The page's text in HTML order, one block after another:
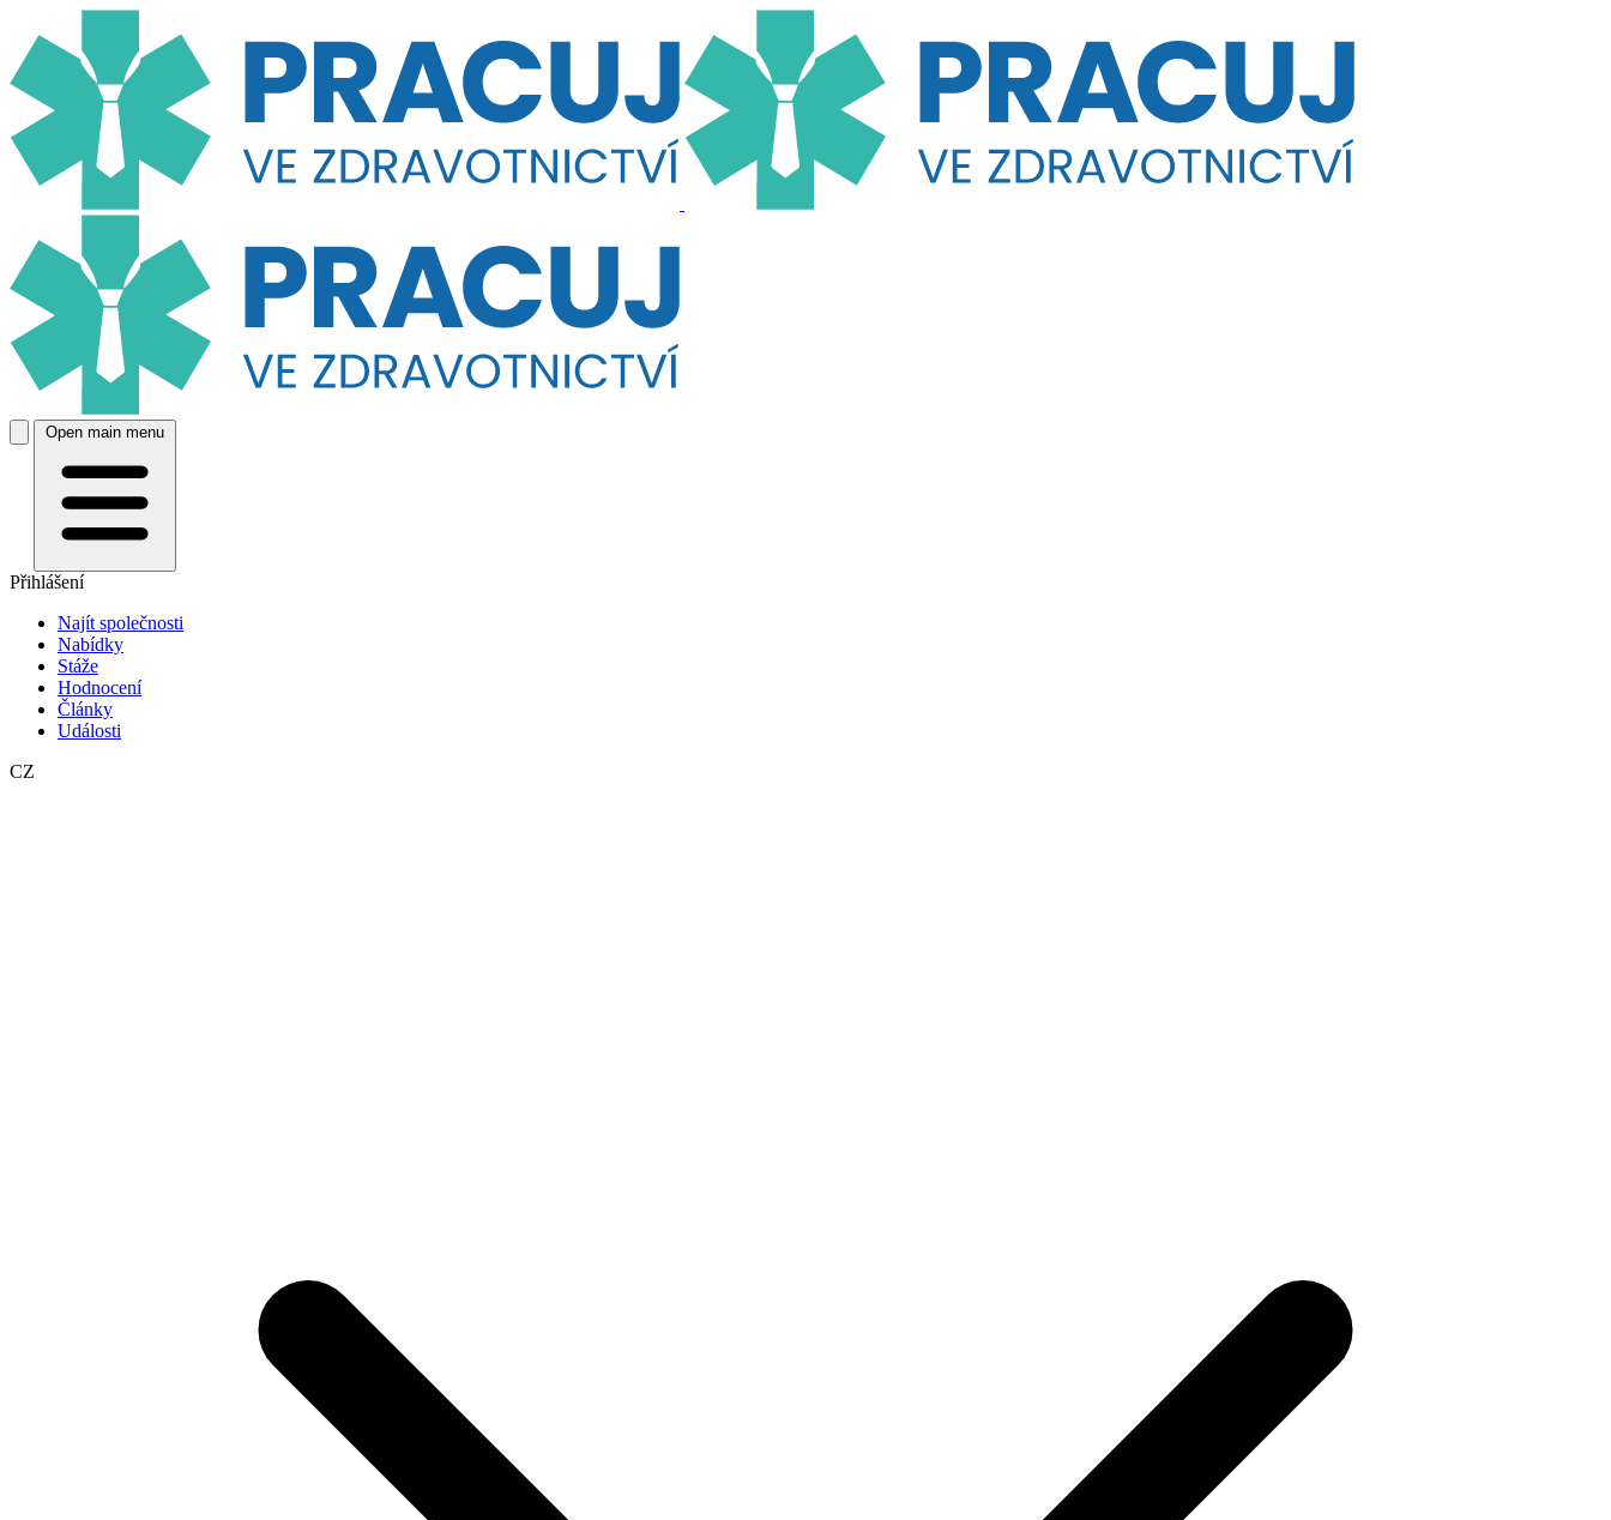
Open main menu
Přihlášení
Najít společnosti
Nabídky
Stáže
Hodnocení
Články
Události
CZ